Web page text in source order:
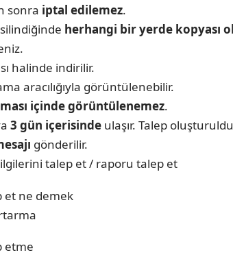
sonra iptal edilemez.
herhangi bir yerde kopyası
halinde indirilir.
aracılığıyla görüntülenebilir.
içinde görüntülenemez.
3 gün içerisinde ulaşır. Talep
gönderilir.
talep et / raporu talep et